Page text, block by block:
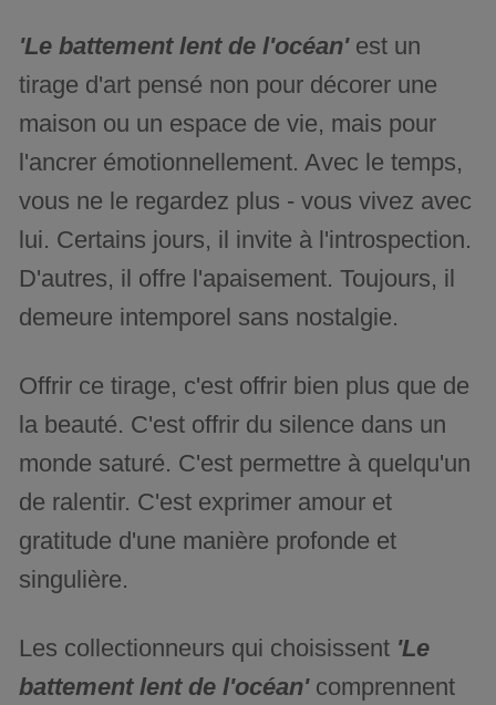
'Le battement lent de l'océan'est un
tirage d'art pensé non pour décorer une
maison ou un espace de vie, mais pour
l'ancrer émotionnellement. Avec le temps,
vous ne le regardez plus - vous vivez avec
lui. Certains jours, il invite à l'introspection.
D'autres, il offre l'apaisement. Toujours, il
demeure intemporel sans nostalgie.
Offrir ce tirage, c'est offrir bien plus que de
la beauté. C'est offrir du silence dans un
monde saturé. C'est permettre à quelqu'un
de ralentir. C'est exprimer amour et
gratitude d'une manière profonde et
singulière.
Les collectionneurs qui choisissent 'Le
battement lent de l'océan' comprennent